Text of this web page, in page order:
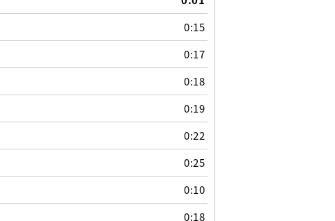
ム
キ
を
っ
0:15
0:17
0:18
0:19
0:22
0:25
0:10
0:18